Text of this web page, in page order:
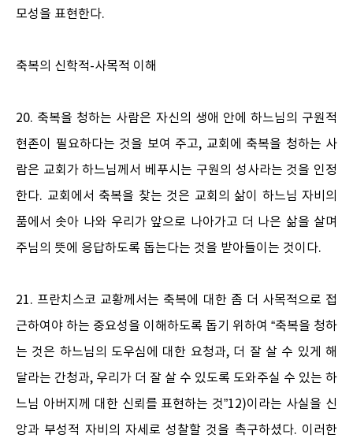
모성을 표현한다.
축복의 신학적-사목적 이해
20. 축복을 청하는 사람은 자신의 생애 안에 하느님의 구원적
현존이 필요하다는 것을 보여 주고, 교회에 축복을 청하는 사
람은 교회가 하느님께서 베푸시는 구원의 성사라는 것을 인정
한다. 교회에서 축복을 찾는 것은 교회의 삶이 하느님 자비의
품에서 솟아 나와 우리가 앞으로 나아가고 더 나은 삶을 살며
주님의 뜻에 응답하도록 돕는다는 것을 받아들이는 것이다.
21. 프란치스코 교황께서는 축복에 대한 좀 더 사목적으로 접
근하여야 하는 중요성을 이해하도록 돕기 위하여 “축복을 청하
는 것은 하느님의 도우심에 대한 요청과, 더 잘 살 수 있게 해
달라는 간청과, 우리가 더 잘 살 수 있도록 도와주실 수 있는 하
느님 아버지께 대한 신뢰를 표현하는 것”12)이라는 사실을 신
앙과 부성적 자비의 자세로 성찰할 것을 촉구하셨다. 이러한